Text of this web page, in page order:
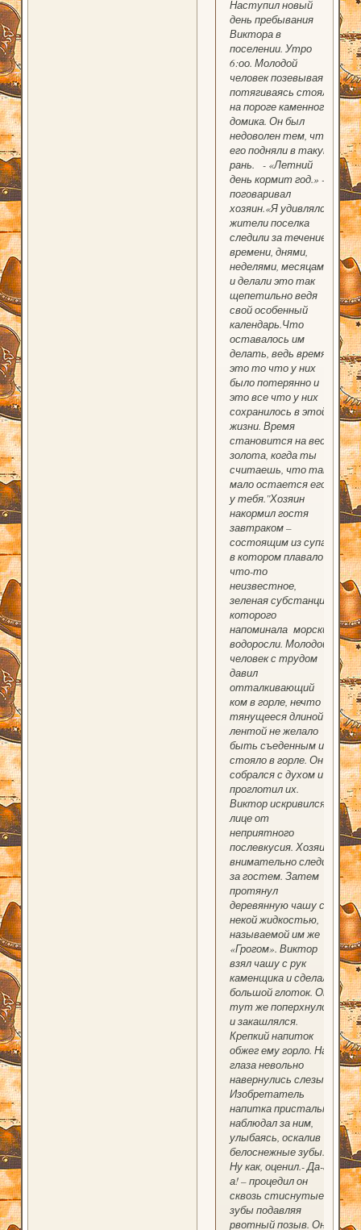
Наступил новый
день пребывания
Виктора в
поселении. Утро
6:оо. Молодой
человек позевывая и
потягиваясь стоял
на пороге каменного
домика. Он был
недоволен тем, что
его подняли в такую
рань. - «Летний
день кормит год.» -
поговаривал
хозяин.«Я удивлялся,
жители поселка
следили за течением
времени, днями,
неделями, месяцами
и делали это так
щепетильно ведя
свой особенный
календарь.Что
оставалось им
делать, ведь время
это то что у них
было потерянно и
это все что у них
сохранилось в этой
жизни. Время
становится на вес
золота, когда ты
считаешь, что так
мало остается его
у тебя."Хозяин
накормил гостя
завтраком –
состоящим из супа
в котором плавало
что-то
неизвестное,
зеленая субстанция
которого
напоминала морские
водоросли. Молодой
человек с трудом
давил
отталкивающий
ком в горле, нечто
тянущееся длиной
лентой не желало
быть съеденным и
стояло в горле. Он
собрался с духом и
проглотил их.
Виктор искривился в
лице от
неприятного
послевкусия. Хозяин
внимательно следил
за гостем. Затем
протянул
деревянную чашу с
некой жидкостью,
называемой им же
«Грогом». Виктор
взял чашу с рук
каменщика и сделал
большой глоток. Он
тут же поперхнулся
и закашлялся.
Крепкий напиток
обжег ему горло. На
глаза невольно
навернулись слезы.
Изобретатель
напитка пристально
наблюдал за ним,
улыбаясь, оскалив
белоснежные зубы.-
Ну как, оценил.- Да-а-
а! – процедил он
сквозь стиснутые
зубы подавляя
рвотный позыв. Он